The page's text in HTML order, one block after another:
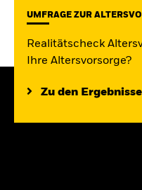
UMFRAGE ZUR
Realitätscheck
Ihre Altersvorsorge?
Zu den